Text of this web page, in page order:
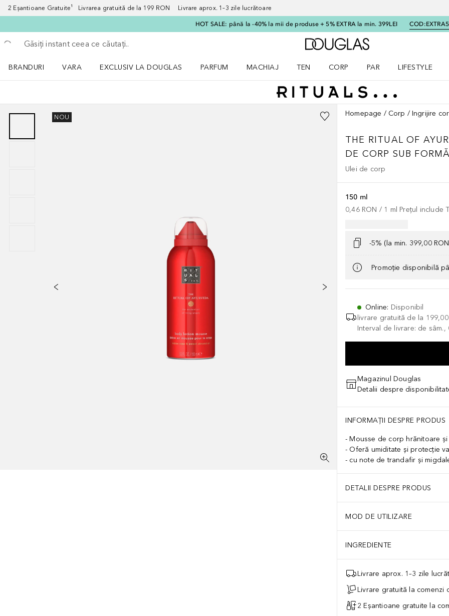
2 Eșantioane Gratuite¹ Livrarea gratuită de la 199 RON Livrare aprox. 1–3 zile lucrătoare
HOT SALE: până la -40% la mii de produse + 5% EXTRA la min. 399LEI COD:
Înapoi
Executați căutarea
Către pagina principală
BRANDURI
VARA
EXCLUSIV LA DOUGLAS
PARFUM
MACHIAJ
TEN
CORP
PAR
LIFESTYLE
NOU Homepage Corp Ingrijire
THE RITUAL OF
DE CORP SUB
Ulei de corp
150 ml
0,46 RON / 1 ml Prețul include
-5% (la min. 399,00
Promoție disponibilă
Online: Disponibil
livrare gratuită de la
Interval de livrare: de
Magazinul Douglas
Detalii despre
INFORMAȚII DESPRE PRODUS
Mousse de corp hrănitoare
Oferă umiditate și protecție
cu note de trandafir și
DETALII DESPRE PRODUS
MOD DE UTILIZARE
INGREDIENTE
Livrare aprox. 1–3 zile
Livrare gratuită la comenzi
2 Eșantioane gratuite la